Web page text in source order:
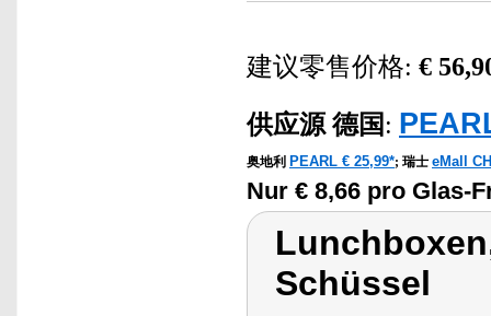
建议零售价格: €
供应源 德国 :
奥地利 PEARL € 25,99*; 瑞士 eMall
Nur € 8,66 pro Glas-
Schüssel